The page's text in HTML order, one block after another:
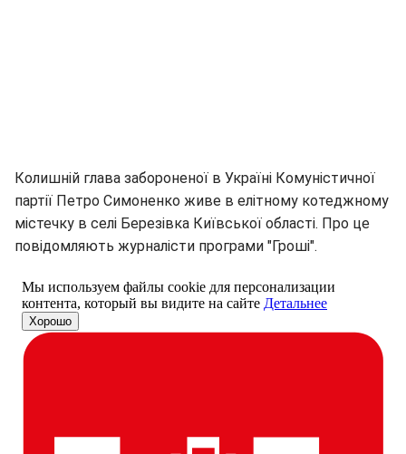
Колишній глава забороненої в Україні Комуністичної
партії Петро Симоненко живе в елітному котеджному
містечку в селі Березівка Київської області. Про це
повідомляють журналісти програми "Гроші".